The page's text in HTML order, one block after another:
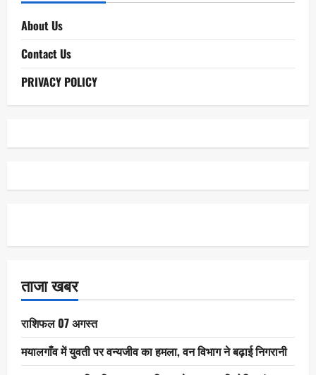
About Us
Contact Us
PRIVACY POLICY
ताजा खबर
राशिफल 07 अगस्त
मयालगाँव में युवती पर वन्यजीव का हमला, वन विभाग ने बढ़ाई निगरानी